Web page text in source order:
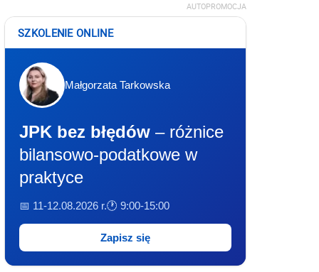
AUTOPROMOCJA
SZKOLENIE ONLINE
Małgorzata Tarkowska
JPK bez błędów – różnice
bilansowo-podatkowe w
praktyce
📅 11-12.08.2026 r.🕐 9:00-15:00
Zapisz się